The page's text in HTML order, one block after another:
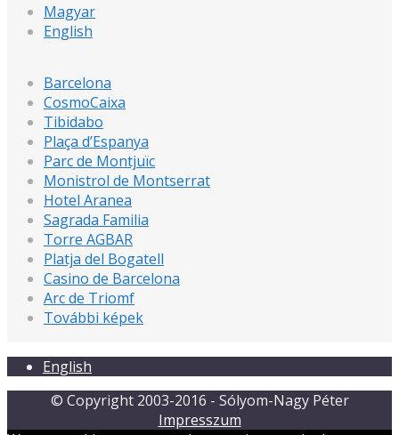
Magyar
English
Barcelona
CosmoCaixa
Tibidabo
Plaça d’Espanya
Parc de Montjuïc
Monistrol de Montserrat
Hotel Aranea
Sagrada Familia
Torre AGBAR
Platja del Bogatell
Casino de Barcelona
Arc de Triomf
További képek
English
© Copyright 2003-2016 - Sólyom-Nagy Péter
Impresszum